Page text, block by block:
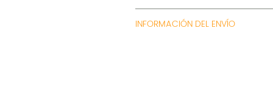
INFORMACIÓN DEL ENVÍO